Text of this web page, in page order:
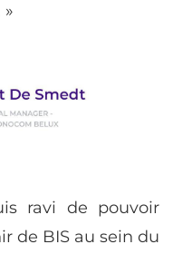
ravi de pouvoir
de BIS au sein du